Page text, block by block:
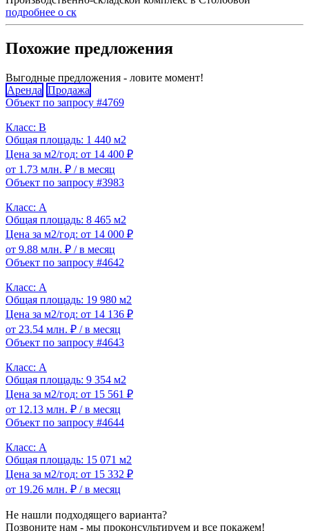
подробнее о ск
Похожие предложения
Выгодные предложения - ловите момент!
Аренда Продажа
Объект по запросу #4769
Класс: B
Общая площадь: 1 440 м2
Цена за м2/год: от 14 400 ₽
от 1.73 млн. ₽ / в месяц
Объект по запросу #3983
Класс: A
Общая площадь: 8 465 м2
Цена за м2/год: от 14 000 ₽
от 9.88 млн. ₽ / в месяц
Объект по запросу #4642
Класс: A
Общая площадь: 19 980 м2
Цена за м2/год: от 14 136 ₽
от 23.54 млн. ₽ / в месяц
Объект по запросу #4643
Класс: A
Общая площадь: 9 354 м2
Цена за м2/год: от 15 561 ₽
от 12.13 млн. ₽ / в месяц
Объект по запросу #4644
Класс: A
Общая площадь: 15 071 м2
Цена за м2/год: от 15 332 ₽
от 19.26 млн. ₽ / в месяц
Не нашли подходящего варианта?
Позвоните нам - мы проконсультируем и все покажем!